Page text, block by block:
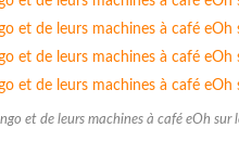
et de leurs machines à café eOh